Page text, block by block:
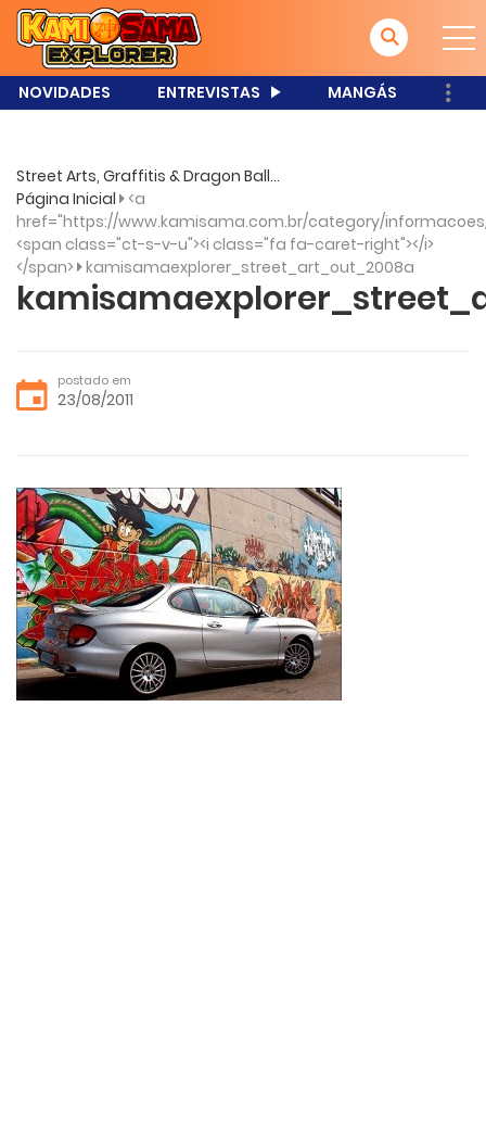
NOVIDADES ENTREVISTAS MANGÁS
Street Arts, Graffitis & Dragon Ball...
Página Inicial <a
href="https://www.kamisama.com.br/category/informacoes/
<span class="ct-s-v-u"><i class="fa fa-caret-right"></i>
</span> kamisamaexplorer_street_art_out_2008a
postado em
23/08/2011